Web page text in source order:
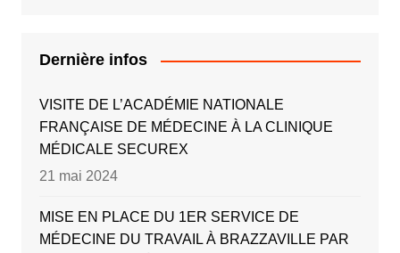
Dernière infos
VISITE DE L’ACADÉMIE NATIONALE
FRANÇAISE DE MÉDECINE À LA CLINIQUE
MÉDICALE SECUREX
21 mai 2024
MISE EN PLACE DU 1ER SERVICE DE
MÉDECINE DU TRAVAIL À BRAZZAVILLE PAR